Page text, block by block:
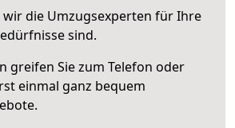
wir die Umzugsexperten für Ihre
sind.
greifen Sie zum Telefon oder
einmal ganz bequem